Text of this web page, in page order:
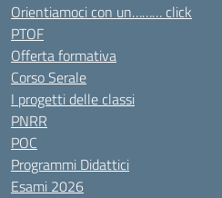
Orientiamoci con un……… click
PTOF
Offerta formativa
Corso Serale
I progetti delle classi
PNRR
POC
Programmi Didattici
Esami 2026